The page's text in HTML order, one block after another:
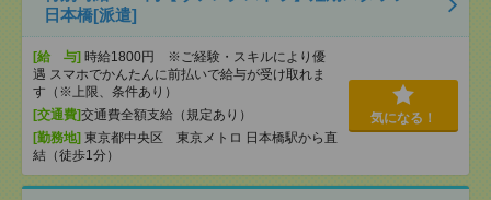
日本橋[派遣]
[給 与] 時給1800円 ※ご経験・スキルにより優
遇 スマホでかんたんに前払いで給与が受け取れま
す（※上限、条件あり）
[交通費]交通費全額支給（規定あり）
[勤務地] 東京都中央区 東京メトロ 日本橋駅から直
結（徒歩1分）
気になる！